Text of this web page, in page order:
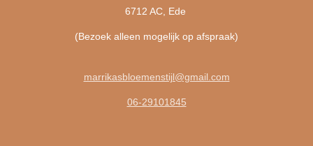
6712 AC, Ede
(Bezoek alleen mogelijk op afspraak)
marrikasbloemenstijl@gmail.com
06-29101845